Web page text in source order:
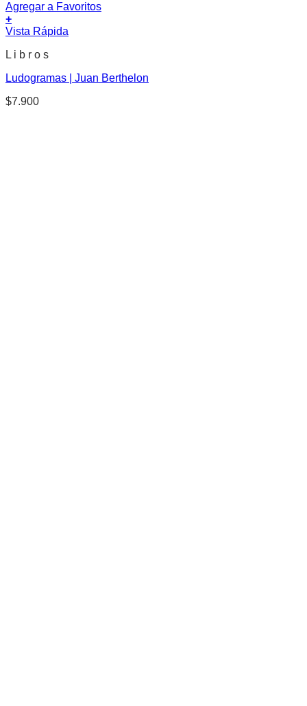
Agregar a Favoritos
+
Vista Rápida
L i b r o s
Ludogramas | Juan Berthelon
$7.900